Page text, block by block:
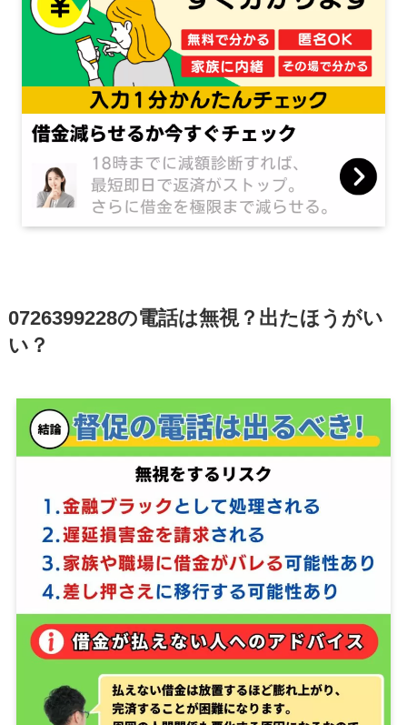
0726399228の電話は無視？出たほうがい
い？